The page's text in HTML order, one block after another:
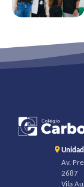
Av.
2687
Vila